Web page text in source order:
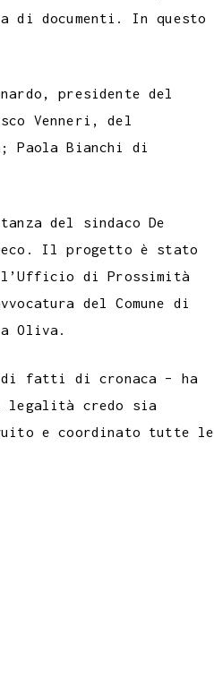
documenti. In questo
presidente del
Venneri, del
Paola Bianchi di
del sindaco De
Il progetto è stato
di Prossimità
del Comune di
Oliva.
fatti di cronaca – ha
legalità credo sia
e coordinato tutte le